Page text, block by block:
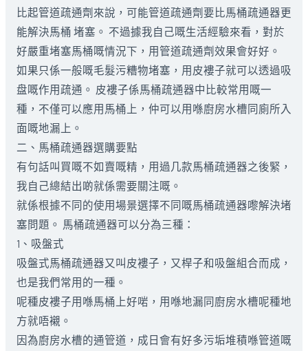
比起管道疏通劑來說，可能管道疏通劑要比馬桶疏通器更
能解決馬桶 堵塞。 不過據我自己嘅生活經驗來看，對於
好嚴重堵塞馬桶嘅情況下，用管道疏通劑效果會好好。
如果只係一般嘅毛髮污糟物堵塞，用皮褸子就可以透過吸
盘嘅作用疏通。 皮褸子係馬桶疏通器中比較常用嘅一
種，不僅可以應用馬桶上，仲可以用喺廚房水槽同廁所入
面嘅地漏上。
二、馬桶疏通器選購要點
有句話叫買嘅不如賣嘅精，用過几款馬桶疏通器之後緊，
我自己總結出啲就係需要關注嘅。
就係根據不同的使用場景選擇不同嘅馬桶疏通器嚟解決堵
塞問題。 馬桶疏通器可以分為三種：
1、吸盤式
吸盤式馬桶疏通器又叫皮褸子，又桿子和吸盤組合而成，
也是我們常用的一種。
呢種皮褸子用喺馬桶上好啱，用喺地漏同廚房水槽呢種地
方就唔襯。
因為廚房水槽的通管道，成日會有好多污垢堆積喺管道嘅